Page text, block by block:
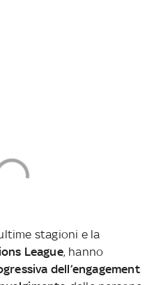
stagioni e la
League, hanno
dell’engagement